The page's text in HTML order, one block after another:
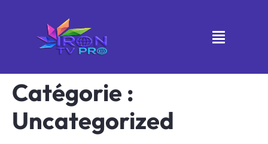
Catégorie :
Uncategorized